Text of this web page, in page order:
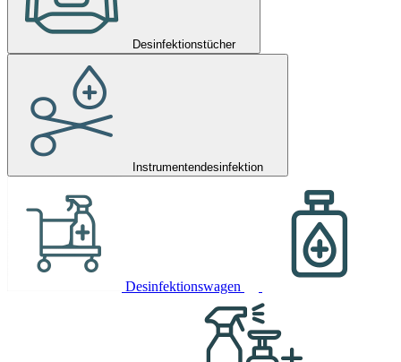
Desinfektionstücher
Instrumentendesinfektion
Desinfektionswagen